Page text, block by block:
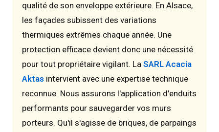
qualité de son enveloppe extérieure. En Alsace,
les façades subissent des variations
thermiques extrêmes chaque année. Une
protection efficace devient donc une nécessité
pour tout propriétaire vigilant. La SARL Acacia
Aktas intervient avec une expertise technique
reconnue. Nous assurons l'application d'enduits
performants pour sauvegarder vos murs
porteurs. Qu'il s'agisse de briques, de parpaings